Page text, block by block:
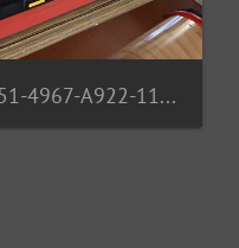
E8E0FF86-9951-4967-A922-11F38B64BAEB